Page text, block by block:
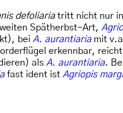
defoliariatritt nicht nur in
Spätherbst-Art,
bei A. aurantiariamit
erkennbar,
als A. aurantiaria.
fast ident ist Agriopis